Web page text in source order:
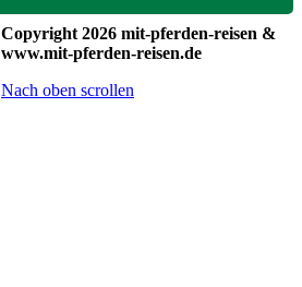
Copyright 2026 mit-pferden-reisen &
www.mit-pferden-reisen.de
Nach oben scrollen